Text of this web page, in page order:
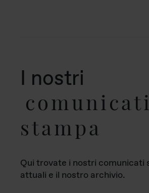
I nostri
comunicati
stampa
Qui trovate i nostri comunicati
attuali e il nostro archivio.